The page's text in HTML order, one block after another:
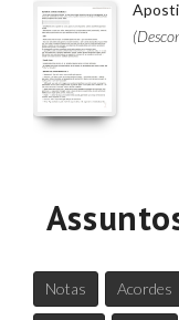
Notas Acordes